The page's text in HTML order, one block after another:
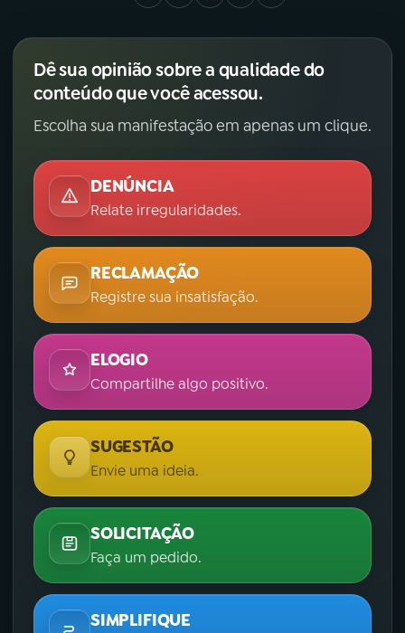
Dê sua opinião sobre a qualidade do
conteúdo que você acessou.
Escolha sua manifestação em apenas um clique.
DENÚNCIA
Relate irregularidades.
RECLAMAÇÃO
Registre sua insatisfação.
ELOGIO
Compartilhe algo positivo.
SUGESTÃO
Envie uma ideia.
SOLICITAÇÃO
Faça um pedido.
SIMPLIFIQUE